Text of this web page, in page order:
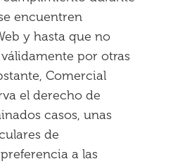
encuentren
y hasta que no
por otras
Comercial
el derecho de
casos, unas
de
a las